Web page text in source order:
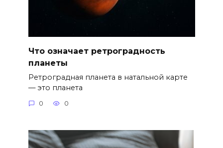
Что означает ретроградность
планеты
Ретроградная планета в натальной карте
— это планета
0 0